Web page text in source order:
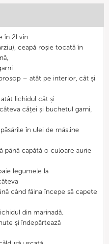
în 2l vin
ceapă roșie tocată în
– atât pe interior, cât și
lichidul cât și
căței și buchetul garni,
în ulei de măsline
până capătă o culoare aurie
legumele la
când făina începe să capete
din marinadă.
și îndepărtează